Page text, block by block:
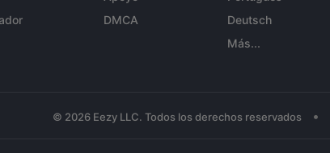
DMCA
Deutsch
Más...
© 2026 Eezy LLC. Todos los derechos reservados •